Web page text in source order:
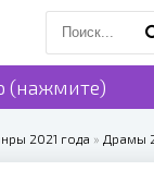
(нажмите)
2021 года » Драмы